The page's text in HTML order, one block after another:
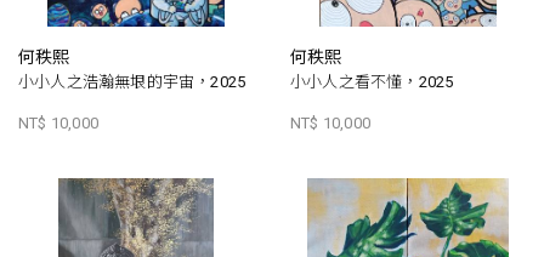
何秩熙
小小人之浩瀚無垠的宇宙，2025
NT$ 10,000
何秩熙
小小人之看不懂，2025
NT$ 10,000